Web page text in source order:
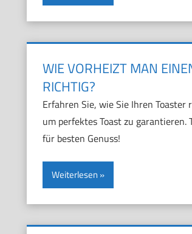
WIE VORHEIZT MAN
RICHTIG?
Erfahren Sie, wie Sie Ihren Toaster
um perfektes Toast zu garantieren.
für besten Genuss!
Weiterlesen